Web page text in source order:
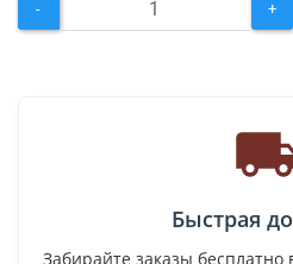
- +
Быстрая
Забирайте заказы